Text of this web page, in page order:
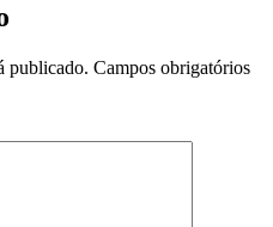
publicado. Campos obrigatórios